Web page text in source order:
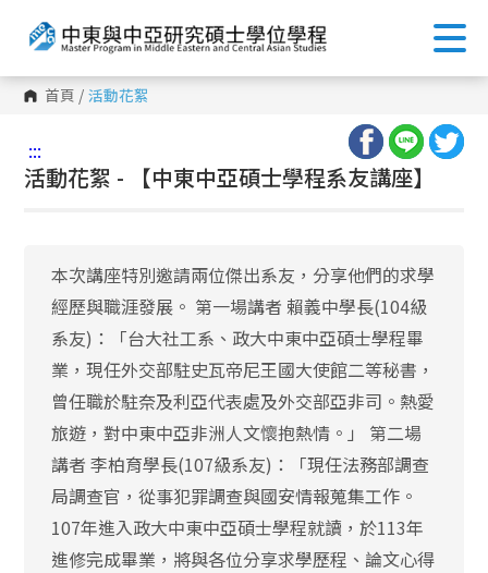
首頁 / 活動花絮
:::
活動花絮 - 【中東中亞碩士學程系友講座】
本次講座特別邀請兩位傑出系友，分享他們的求學
經歷與職涯發展。 第一場講者 賴義中學長(104級
系友)：「台大社工系、政大中東中亞碩士學程畢
業，現任外交部駐史瓦帝尼王國大使館二等秘書，
曾任職於駐奈及利亞代表處及外交部亞非司。熱愛
旅遊，對中東中亞非洲人文懷抱熱情。」 第二場
講者 李柏育學長(107級系友)：「現任法務部調查
局調查官，從事犯罪調查與國安情報蒐集工作。
107年進入政大中東中亞碩士學程就讀，於113年
進修完成畢業，將與各位分享求學歷程、論文心得